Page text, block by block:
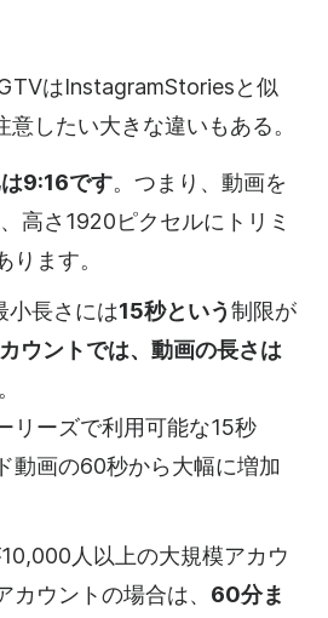
はInstagramStoriesと似
したい大きな違いもある。
9:16です。つまり、動画を
高さ1920ピクセルにトリミ
ります。
小長さには15秒という制限が
ウントでは、 動画の長さは
。
リーズで利用可能な15秒
動画の60秒から大幅に増加
人以上の大規模アカウ
カウントの場合は、 60分ま